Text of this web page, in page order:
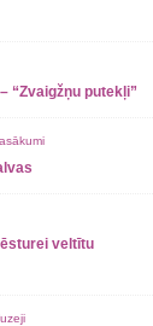
“Zvaigžņu putekļi”
veltītu